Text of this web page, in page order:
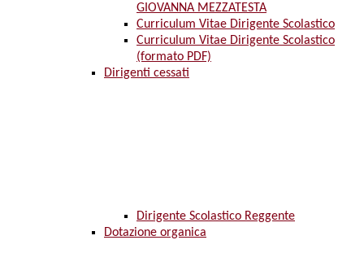
GIOVANNA MEZZATESTA
Curriculum Vitae Dirigente Scolastico
Curriculum Vitae Dirigente Scolastico
(formato PDF)
Dirigenti cessati
Dirigente Scolastico Reggente
Dotazione organica